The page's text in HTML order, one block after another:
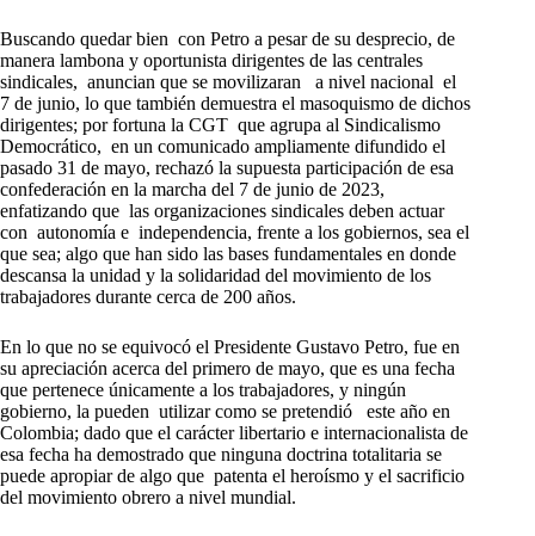
Buscando quedar bien con Petro a pesar de su desprecio, de
manera lambona y oportunista dirigentes de las centrales
sindicales, anuncian que se movilizaran a nivel nacional el
7 de junio, lo que también demuestra el masoquismo de dichos
dirigentes; por fortuna la CGT que agrupa al Sindicalismo
Democrático, en un comunicado ampliamente difundido el
pasado 31 de mayo, rechazó la supuesta participación de esa
confederación en la marcha del 7 de junio de 2023,
enfatizando que las organizaciones sindicales deben actuar
con autonomía e independencia, frente a los gobiernos, sea el
que sea; algo que han sido las bases fundamentales en donde
descansa la unidad y la solidaridad del movimiento de los
trabajadores durante cerca de 200 años.
En lo que no se equivocó el Presidente Gustavo Petro, fue en
su apreciación acerca del primero de mayo, que es una fecha
que pertenece únicamente a los trabajadores, y ningún
gobierno, la pueden utilizar como se pretendió este año en
Colombia; dado que el carácter libertario e internacionalista de
esa fecha ha demostrado que ninguna doctrina totalitaria se
puede apropiar de algo que patenta el heroísmo y el sacrificio
del movimiento obrero a nivel mundial.